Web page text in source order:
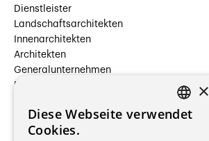
Dienstleister
Landschaftsarchitekten
Innenarchitekten
Architekten
Generalunternehmen
Beauftragte Unternehmen
Hersteller/Lieferanten
Bauherrschaften
FRENCH
×
Diese Webseite verwendet
Cookies.